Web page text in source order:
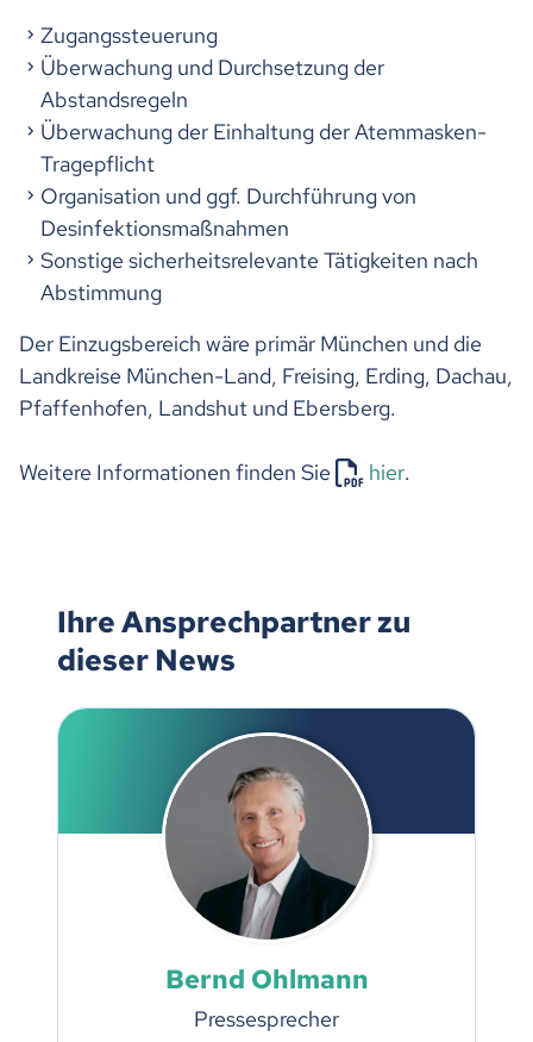
Zugangssteuerung
Überwachung und Durchsetzung der
Abstandsregeln
Überwachung der Einhaltung der Atemmasken-
Tragepflicht
Organisation und ggf. Durchführung von
Desinfektionsmaßnahmen
Sonstige sicherheitsrelevante Tätigkeiten nach
Abstimmung
Der Einzugsbereich wäre primär München und die
Landkreise München-Land, Freising, Erding, Dachau,
Pfaffenhofen, Landshut und Ebersberg.
Weitere Informationen finden Sie hier.
Ihre Ansprechpartner zu
dieser News
Bernd Ohlmann
Pressesprecher